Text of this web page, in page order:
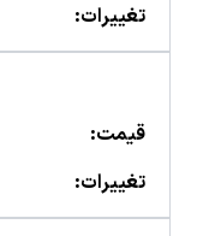
تغییرات:
قیمت:
تغییرات: